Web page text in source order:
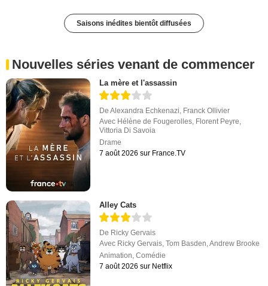
Saisons inédites bientôt diffusées
Nouvelles séries venant de commencer
La mère et l'assassin
DeAlexandra Echkenazi, Franck Ollivier
Avec Hélène de Fougerolles, Florent Peyre,
Vittoria Di Savoia
Drame
7 août 2026 sur France.TV
Alley Cats
De Ricky Gervais
Avec Ricky Gervais ,Tom Basden ,Andrew Brooke
Animation ,Comédie
7 août 2026 sur Netflix